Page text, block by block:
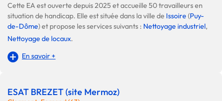
Cette EA est ouverte depuis 2025 et accueille 50 travailleurs en
situation de handicap. Elle est située dans la ville de Issoire(Puy-
de-Dôme) et propose les services suivants : Nettoyage industriel,
Nettoyage de locaux.
En savoir +
ESAT BREZET (site Mermoz)